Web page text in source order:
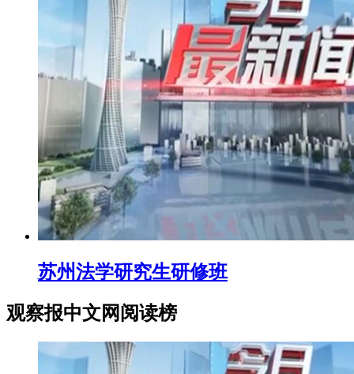
苏州法学研究生研修班
观察报中文网阅读榜